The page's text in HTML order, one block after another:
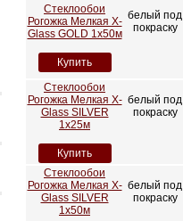
Стеклообои
Рогожка Мелкая X-
Glass GOLD 1х50м
Купить
белый под
покраску
Стеклообои
Рогожка Мелкая X-
Glass SILVER
1х25м
Купить
белый под
покраску
Стеклообои
Рогожка Мелкая X-
Glass SILVER
1х50м
белый под
покраску